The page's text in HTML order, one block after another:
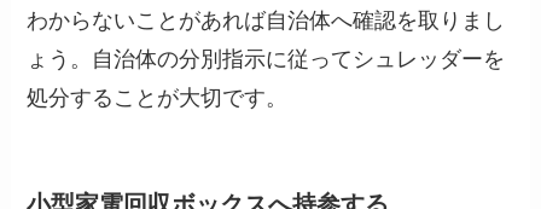
わからないことがあれば自治体へ確認を取りまし
ょう。自治体の分別指示に従ってシュレッダーを
処分することが大切です。